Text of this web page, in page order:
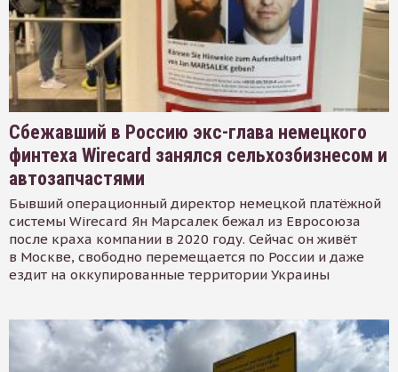
Сбежавший в Россию экс-глава немецкого
финтеха Wirecard занялся сельхозбизнесом и
автозапчастями
Бывший операционный директор немецкой платёжной
системы Wirecard Ян Марсалек бежал из Евросоюза
после краха компании в 2020 году. Сейчас он живёт
в Москве, свободно перемещается по России и даже
ездит на оккупированные территории Украины